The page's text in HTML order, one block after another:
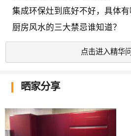
集成环保灶到底好不好，具体有
厨房风水的三大禁忌谁知道？
点击进入精华
晒家分享